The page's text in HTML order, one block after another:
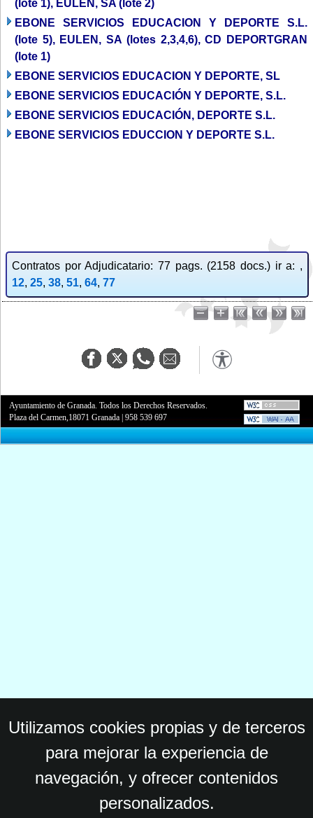
(lote 1), EULEN, SA (lote 2)
EBONE SERVICIOS EDUCACION Y DEPORTE S.L.
(lote 5), EULEN, SA (lotes 2,3,4,6), CD DEPORTGRAN
(lote 1)
EBONE SERVICIOS EDUCACION Y DEPORTE, SL
EBONE SERVICIOS EDUCACIÓN Y DEPORTE, S.L.
EBONE SERVICIOS EDUCACIÓN, DEPORTE S.L.
EBONE SERVICIOS EDUCCION Y DEPORTE S.L.
Contratos por Adjudicatario: 77 pags. (2158 docs.) ir a: ,
12, 25, 38, 51, 64, 77
Ayuntamiento de Granada. Todos los Derechos Reservados.
Plaza del Carmen,18071 Granada |958 539 697
Utilizamos cookies propias y de terceros
para mejorar la experiencia de
navegación, y ofrecer contenidos
personalizados.